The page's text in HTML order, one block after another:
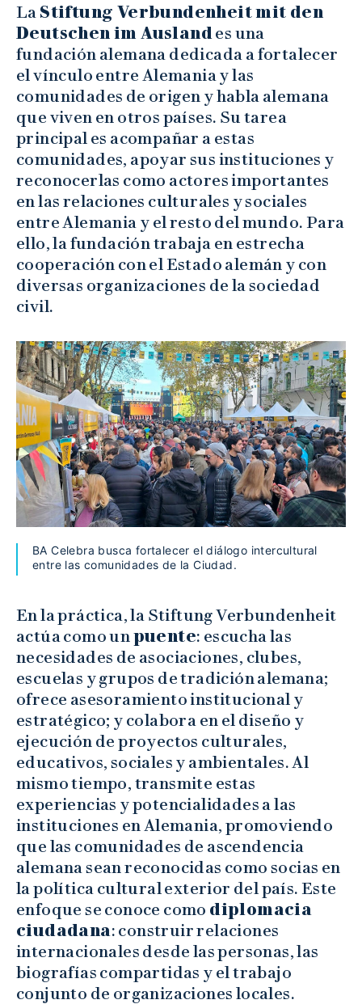
La Stiftung Verbundenheit mit den
Deutschen im Auslandes una
fundación alemana dedicada a fortalecer
el vínculo entre Alemania y las
comunidades de origen y habla alemana
que viven en otros países. Su tarea
principal es acompañar a estas
comunidades, apoyar sus instituciones y
reconocerlas como actores importantes
en las relaciones culturales y sociales
entre Alemania y el resto del mundo. Para
ello, la fundación trabaja en estrecha
cooperación con el Estado alemán y con
diversas organizaciones de la sociedad
civil.
BA Celebra busca fortalecer el diálogo intercultural
entre las comunidades de la Ciudad.
En la práctica, la Stiftung Verbundenheit
actúa como unpuente: escucha las
necesidades de asociaciones, clubes,
escuelas y grupos de tradición alemana;
ofrece asesoramiento institucional y
estratégico; y colabora en el diseño y
ejecución de proyectos culturales,
educativos, sociales y ambientales. Al
mismo tiempo, transmite estas
experiencias y potencialidades a las
instituciones en Alemania, promoviendo
que las comunidades de ascendencia
alemana sean reconocidas como socias en
la política cultural exterior del país. Este
enfoque se conoce como diplomacia
ciudadana: construir relaciones
internacionales desde las personas, las
biografías compartidas y el trabajo
conjunto de organizaciones locales.